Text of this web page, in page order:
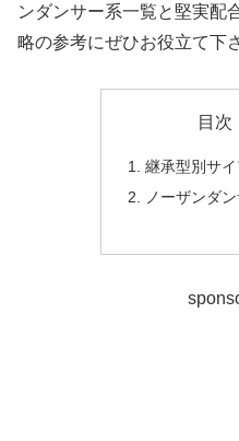
ンダンサー系一覧と堅実配
略の参考にぜひお役立て下
目次
継承型別サ
ノーザンダ